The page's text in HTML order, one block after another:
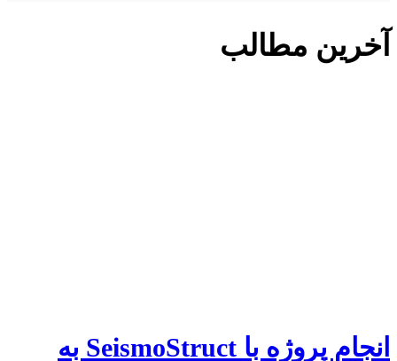
آخرین مطالب
انجام پروژه با SeismoStruct به